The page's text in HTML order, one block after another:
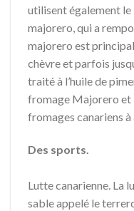
utilisent également
majorero, qui a
majorero est
chèvre et parfois
traité à l’huile de
fromage Majorero et
fromages canariens
Des sports.
Lutte canarienne. La
sable appelé le